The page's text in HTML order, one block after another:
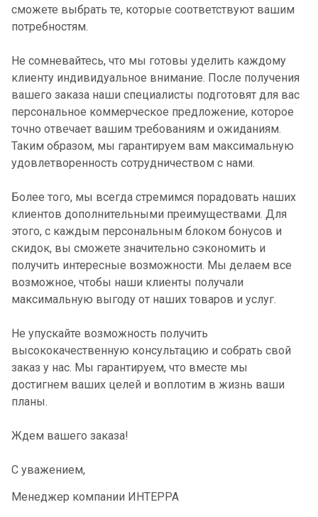
сможете выбрать те, которые соответствуют вашим
потребностям.
Не сомневайтесь, что мы готовы уделить каждому
клиенту индивидуальное внимание. После получения
вашего заказа наши специалисты подготовят для вас
персональное коммерческое предложение, которое
точно отвечает вашим требованиям и ожиданиям.
Таким образом, мы гарантируем вам максимальную
удовлетворенность сотрудничеством с нами.
Более того, мы всегда стремимся порадовать наших
клиентов дополнительными преимуществами. Для
этого, с каждым персональным блоком бонусов и
скидок, вы сможете значительно сэкономить и
получить интересные возможности. Мы делаем все
возможное, чтобы наши клиенты получали
максимальную выгоду от наших товаров и услуг.
Не упускайте возможность получить
высококачественную консультацию и собрать свой
заказ у нас. Мы гарантируем, что вместе мы
достигнем ваших целей и воплотим в жизнь ваши
планы.
Ждем вашего заказа!
С уважением,
Менеджер компании ИНТЕРРА